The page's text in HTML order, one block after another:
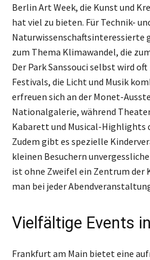
Berlin Art Week, die Kunst und
hat viel zu bieten. Für Technik-
Naturwissenschaftsinteressierte
zum Thema Klimawandel, die
Der Park Sanssouci selbst wird
Festivals, die Licht und Musik
erfreuen sich an der Monet-
Nationalgalerie, während
Kabarett und Musical-Highlights
Zudem gibt es spezielle
kleinen Besuchern
ist ohne Zweifel ein Zentrum
man bei jeder
Vielfältige Events
Frankfurt am Main bietet eine